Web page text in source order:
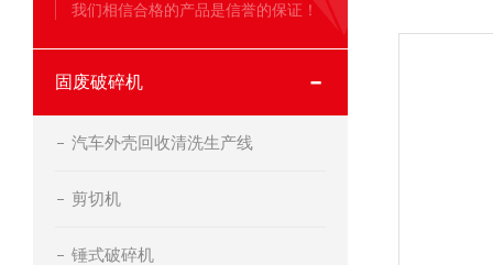
我们相信合格的产品是信誉的保证！
固废破碎机
汽车外壳回收清洗生产线
剪切机
锤式破碎机